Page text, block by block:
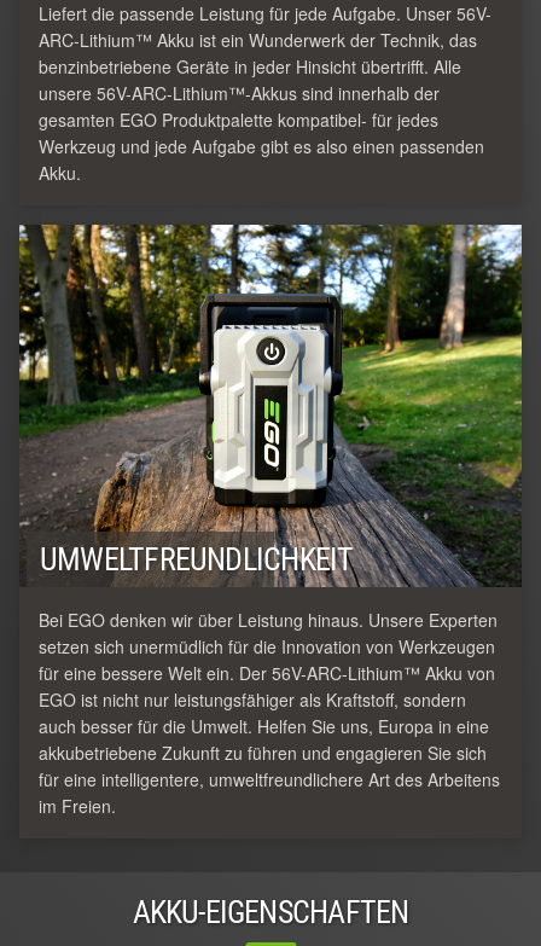
Liefert die passende Leistung für jede Aufgabe. Unser 56V-
ARC-Lithium™ Akku ist ein Wunderwerk der Technik, das
benzinbetriebene Geräte in jeder Hinsicht übertrifft. Alle
unsere 56V-ARC-Lithium™-Akkus sind innerhalb der
gesamten EGO Produktpalette kompatibel- für jedes
Werkzeug und jede Aufgabe gibt es also einen passenden
Akku.
UMWELTFREUNDLICHKEIT
Bei EGO denken wir über Leistung hinaus. Unsere Experten
setzen sich unermüdlich für die Innovation von Werkzeugen
für eine bessere Welt ein. Der 56V-ARC-Lithium™ Akku von
EGO ist nicht nur leistungsfähiger als Kraftstoff, sondern
auch besser für die Umwelt. Helfen Sie uns, Europa in eine
akkubetriebene Zukunft zu führen und engagieren Sie sich
für eine intelligentere, umweltfreundlichere Art des Arbeitens
im Freien.
AKKU-EIGENSCHAFTEN